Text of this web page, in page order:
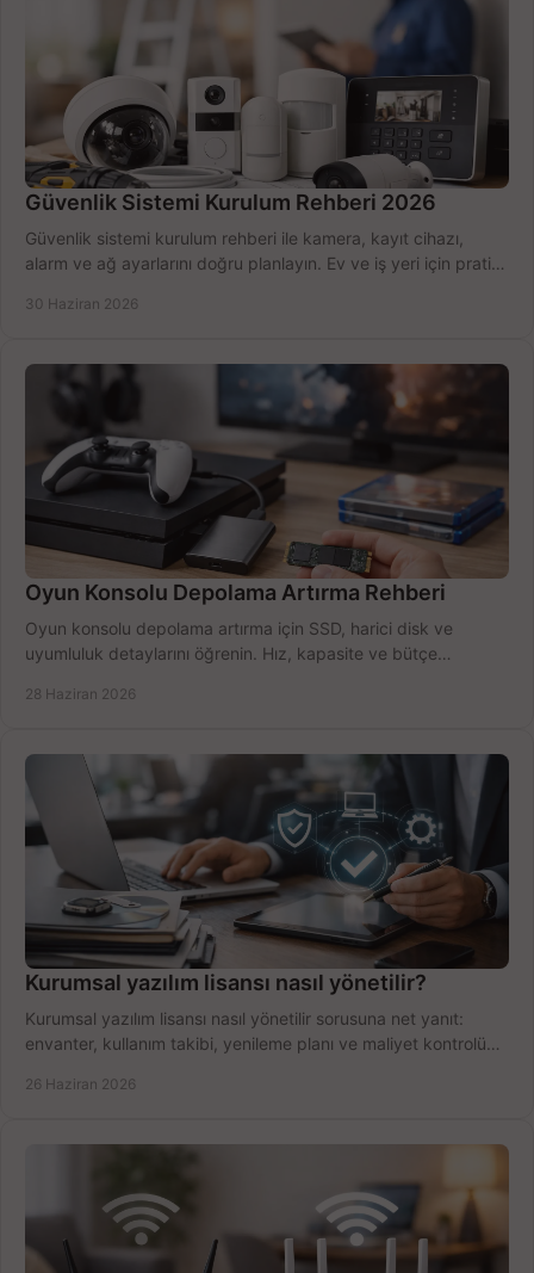
Güvenlik Sistemi Kurulum Rehberi 2026
Güvenlik sistemi kurulum rehberi ile kamera, kayıt cihazı,
alarm ve ağ ayarlarını doğru planlayın. Ev ve iş yeri için pratik
30 Haziran 2026
Oyun Konsolu Depolama Artırma Rehberi
Oyun konsolu depolama artırma için SSD, harici disk ve
uyumluluk detaylarını öğrenin. Hız, kapasite ve bütçe
28 Haziran 2026
Kurumsal yazılım lisansı nasıl yönetilir?
Kurumsal yazılım lisansı nasıl yönetilir sorusuna net yanıt:
envanter, kullanım takibi, yenileme planı ve maliyet kontrolü
26 Haziran 2026